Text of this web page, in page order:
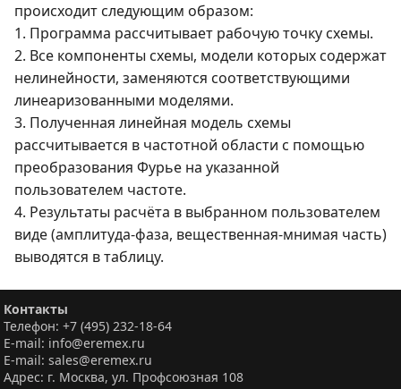
происходит следующим образом:
1. Программа рассчитывает рабочую точку схемы.
2. Все компоненты схемы, модели которых содержат
нелинейности, заменяются соответствующими
линеаризованными моделями.
3. Полученная линейная модель схемы
рассчитывается в частотной области с помощью
преобразования Фурье на указанной
пользователем частоте.
4. Результаты расчёта в выбранном пользователем
виде (амплитуда-фаза, вещественная-мнимая часть)
выводятся в таблицу.
Контакты
Телефон: +7 (495) 232-18-64
E-mail: info@eremex.ru
E-mail: sales@eremex.ru
Адрес: г. Москва, ул. Профсоюзная 108